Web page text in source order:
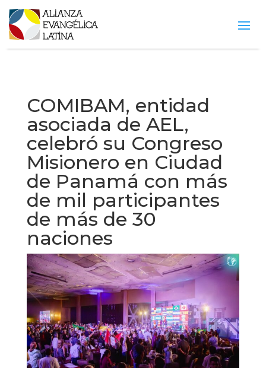
COMIBAM, entidad
asociada de AEL,
celebró su Congreso
Misionero en Ciudad
de Panamá con más
de mil participantes
de más de 30
naciones